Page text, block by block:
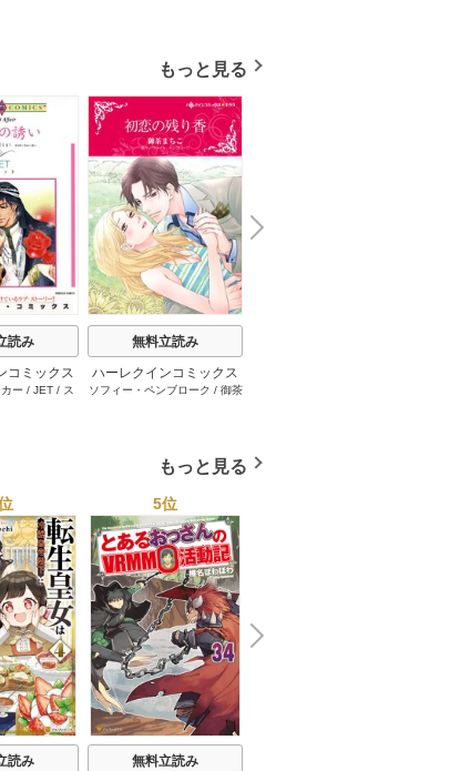
もっと見る
読み
コミックス
年 vol.1001
ー / JET/ ス
無料立読み
ハーレクインコミックス
セット 2026年 vol.1062
ソフィー・ペンブローク / 御茶
一ノ関りん子
N
e
x
t
もっと見る
読み
5位
無料立読み
N
e
x
t